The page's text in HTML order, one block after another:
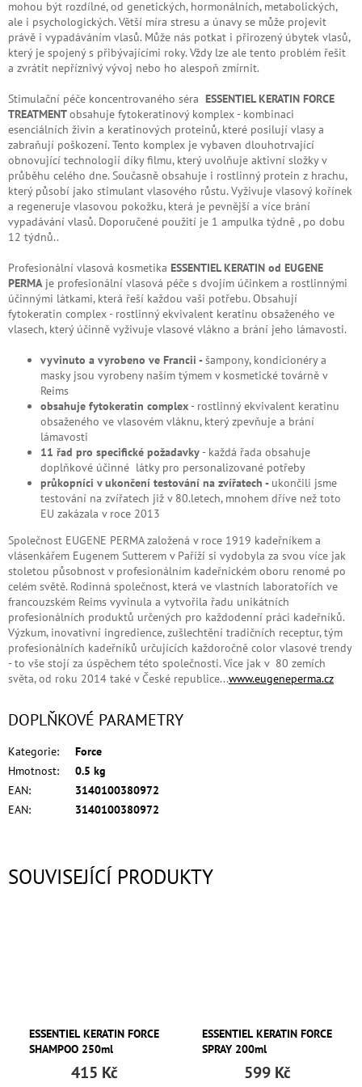
SOUVISEJÍCÍ PRODUKTY
ESSENTIEL KERATIN FORCE
SHAMPOO 250ml
415 Kč
ESSENTIEL KERATIN FORCE
SPRAY 200ml
599 Kč
mohou být rozdílné, od genetických, hormonálních, metabolických,
ale i psychologických. Větší míra stresu a únavy se může projevit
právě i vypadáváním vlasů. Může nás potkat i přirozený úbytek vlasů,
který je spojený s přibývajícími roky. Vždy lze ale tento problém řešit
a zvrátit nepříznivý vývoj nebo ho alespoň zmírnit.
Stimulační péče koncentrovaného séra ESSENTIEL KERATIN FORCE
TREATMENTobsahuje fytokeratinový komplex - kombinaci
esenciálních živin a keratinových proteinů, které posilují vlasy a
zabraňují poškození. Tento komplex je vybaven dlouhotrvající
obnovující technologií díky filmu, který uvolňuje aktivní složky v
průběhu celého dne. Současně obsahuje i rostlinný protein z hrachu,
který působí jako stimulant vlasového růstu. Vyživuje vlasový kořínek
a regeneruje vlasovou pokožku, která je pevnější a více brání
vypadávání vlasů. Doporučené použití je 1 ampulka týdně , po dobu
12 týdnů..
Profesionální vlasová kosmetika ESSENTIEL KERATIN od EUGENE
PERMAje profesionální vlasová péče s dvojím účinkem a rostlinnými
účinnými látkami, která řeší každou vaši potřebu. Obsahují
fytokeratin complex - rostlinný ekvivalent keratinu obsaženého ve
vlasech, který účinně vyživuje vlasové vlákno a brání jeho lámavosti.
vyvinuto a vyrobeno ve Francii -šampony, kondicionéry a
masky jsou vyrobeny naším týmem v kosmetické továrně v
Reims
obsahuje fytokeratin complex- rostlinný ekvivalent keratinu
obsaženého ve vlasovém vláknu, který zpevňuje a brání
lámavosti
11 řad pro specifické požadavky - každá řada obsahuje
doplňkové účinné látky pro personalizované potřeby
průkopníci v ukončení testování na zvířatech - ukončili jsme
testování na zvířatech již v 80.letech, mnohem dříve než toto
EU zakázala v roce 2013
Společnost EUGENE PERMA založená v roce 1919 kadeřníkem a
vlásenkářem Eugenem Sutterem v Paříži si vydobyla za svou více jak
stoletou působnost v profesionálním kadeřnickém oboru renomé po
celém světě. Rodinná společnost, která ve vlastních laboratořích ve
francouzském Reims vyvinula a vytvořila řadu unikátních
profesionálních produktů určených pro každodenní práci kadeřníků.
Výzkum, inovativní ingredience, zušlechtění tradičních receptur, tým
profesionálních kadeřníků určujících každoročně color vlasové trendy
- to vše stojí za úspěchem této společnosti. Více jak v 80 zemích
světa, od roku 2014 také v České republice...www.eugeneperma.cz
DOPLŇKOVÉ PARAMETRY
Kategorie:
Force
Hmotnost:
0.5 kg
EAN:
3140100380972
EAN: 3140100380972